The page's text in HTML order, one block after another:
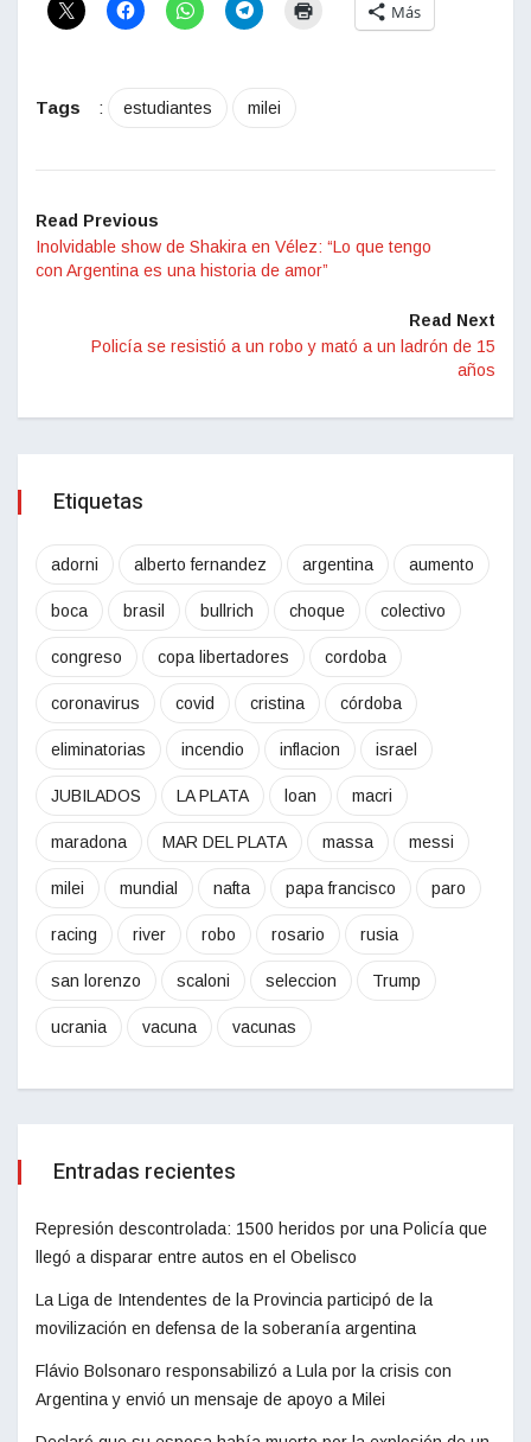
Más
Tags : estudiantes milei
Read Previous
Inolvidable show de Shakira en Vélez: “Lo que tengo
con Argentina es una historia de amor”
Read Next
Policía se resistió a un robo y mató a un ladrón de 15
años
Etiquetas
adorni alberto fernandez argentina aumento
boca brasil bullrich choque colectivo
congreso copa libertadores cordoba
coronavirus covid cristina córdoba
eliminatorias incendio inflacion israel
JUBILADOS LA PLATA loan macri
maradona MAR DEL PLATA massa messi
milei mundial nafta papa francisco paro
racing river robo rosario rusia
san lorenzo scaloni seleccion Trump
ucrania vacuna vacunas
Entradas recientes
Represión descontrolada: 1500 heridos por una Policía que
llegó a disparar entre autos en el Obelisco
La Liga de Intendentes de la Provincia participó de la
movilización en defensa de la soberanía argentina
Flávio Bolsonaro responsabilizó a Lula por la crisis con
Argentina y envió un mensaje de apoyo a Milei